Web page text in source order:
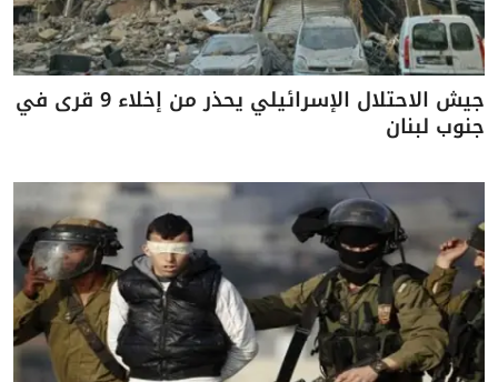
جيش الاحتلال الإسرائيلي يحذر من إخلاء 9 قرى في
جنوب لبنان